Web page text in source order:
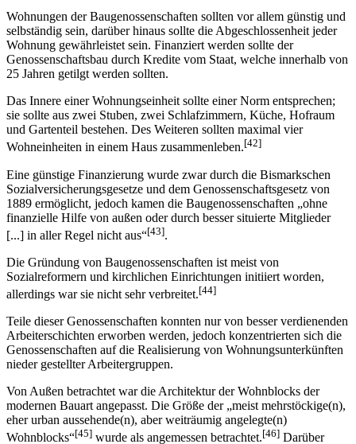
Wohnungen der Baugenossenschaften sollten vor allem günstig und
selbständig sein, darüber hinaus sollte die Abgeschlossenheit jeder
Wohnung gewährleistet sein. Finanziert werden sollte der
Genossenschaftsbau durch Kredite vom Staat, welche innerhalb von
25 Jahren getilgt werden sollten.
Das Innere einer Wohnungseinheit sollte einer Norm entsprechen;
sie sollte aus zwei Stuben, zwei Schlafzimmern, Küche, Hofraum
und Gartenteil bestehen. Des Weiteren sollten maximal vier
Wohneinheiten in einem Haus zusammenleben.[42]
Eine günstige Finanzierung wurde zwar durch die Bismarkschen
Sozialversicherungsgesetze und dem Genossenschaftsgesetz von
1889 ermöglicht, jedoch kamen die Baugenossenschaften „ohne
finanzielle Hilfe von außen oder durch besser situierte Mitglieder
[...] in aller Regel nicht aus“[43].
Die Gründung von Baugenossenschaften ist meist von
Sozialreformern und kirchlichen Einrichtungen initiiert worden,
allerdings war sie nicht sehr verbreitet.[44]
Teile dieser Genossenschaften konnten nur von besser verdienenden
Arbeiterschichten erworben werden, jedoch konzentrierten sich die
Genossenschaften auf die Realisierung von Wohnungsunterkünften
nieder gestellter Arbeitergruppen.
Von Außen betrachtet war die Architektur der Wohnblocks der
modernen Bauart angepasst. Die Größe der „meist mehrstöckige(n),
eher urban aussehende(n), aber weiträumig angelegte(n)
Wohnblocks“[45] wurde als angemessen betrachtet.[46] Darüber